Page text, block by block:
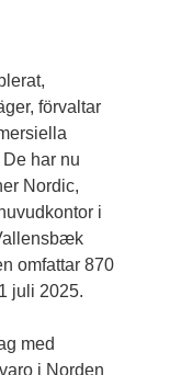
förvaltar
har nu
Nordic,
i
omfattar 870
juli 2025.
med
i Norden